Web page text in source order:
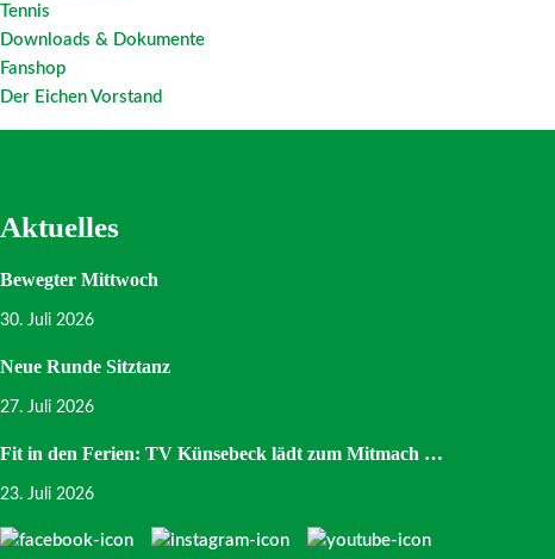
Tennis
Downloads & Dokumente
Fanshop
Der Eichen Vorstand
Aktuelles
Bewegter Mittwoch
30. Juli 2026
Neue Runde Sitztanz
27. Juli 2026
Fit in den Ferien: TV Künsebeck lädt zum Mitmach …
23. Juli 2026